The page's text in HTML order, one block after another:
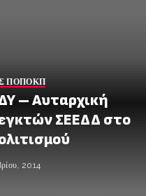
ΠΟΠΟΚΠ
– Αυταρχική
ΣΕΕΔΔ στο
2014